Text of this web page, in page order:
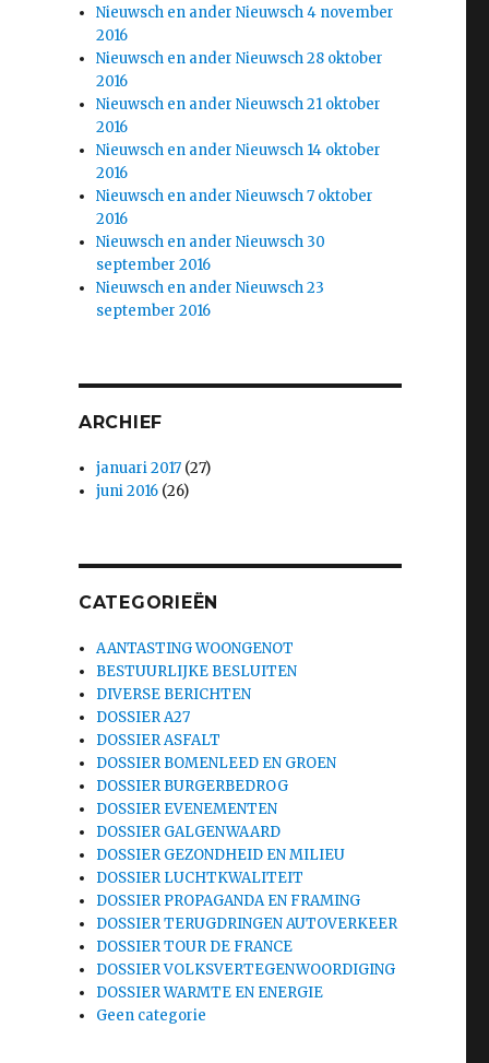
Nieuwsch en ander Nieuwsch 4 november
2016
Nieuwsch en ander Nieuwsch 28 oktober
2016
Nieuwsch en ander Nieuwsch 21 oktober
2016
Nieuwsch en ander Nieuwsch 14 oktober
2016
Nieuwsch en ander Nieuwsch 7 oktober
2016
Nieuwsch en ander Nieuwsch 30
september 2016
Nieuwsch en ander Nieuwsch 23
september 2016
ARCHIEF
januari 2017 (27)
juni 2016 (26)
CATEGORIEËN
AANTASTING WOONGENOT
BESTUURLIJKE BESLUITEN
DIVERSE BERICHTEN
DOSSIER A27
DOSSIER ASFALT
DOSSIER BOMENLEED EN GROEN
DOSSIER BURGERBEDROG
DOSSIER EVENEMENTEN
DOSSIER GALGENWAARD
DOSSIER GEZONDHEID EN MILIEU
DOSSIER LUCHTKWALITEIT
DOSSIER PROPAGANDA EN FRAMING
DOSSIER TERUGDRINGEN AUTOVERKEER
DOSSIER TOUR DE FRANCE
DOSSIER VOLKSVERTEGENWOORDIGING
DOSSIER WARMTE EN ENERGIE
Geen categorie